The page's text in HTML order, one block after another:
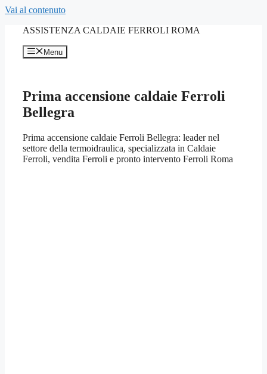
Vai al contenuto
ASSISTENZA CALDAIE FERROLI ROMA
Menu
Prima accensione caldaie Ferroli
Bellegra
Prima accensione caldaie Ferroli Bellegra: leader nel
settore della termoidraulica, specializzata in Caldaie
Ferroli, vendita Ferroli e pronto intervento Ferroli Roma